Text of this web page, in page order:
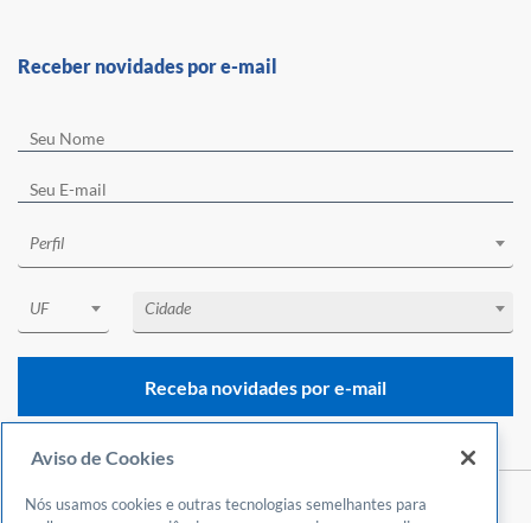
Receber novidades por e-mail
Perfil
UF Cidade
Receba novidades por e-mail
Aviso de Cookies
Nós usamos cookies e outras tecnologias semelhantes para